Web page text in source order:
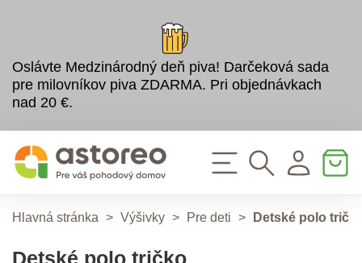
Oslávte Medzinárodný deň piva! Darčeková sada
pre milovníkov piva ZDARMA. Pri objednávkach
nad 20 €.
Hlavná stránka > Výšivky > Pre deti > Detské polo
Detské polo tričko